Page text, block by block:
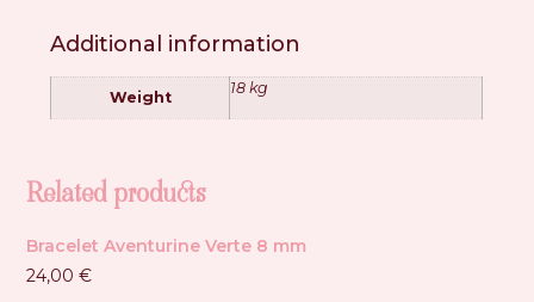
Additional information
Weight
18 kg
Related products
Bracelet Aventurine Verte 8 mm
24,00€